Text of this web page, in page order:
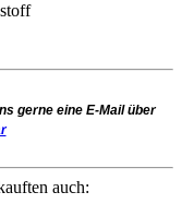
gerne eine E-Mail über
auch: